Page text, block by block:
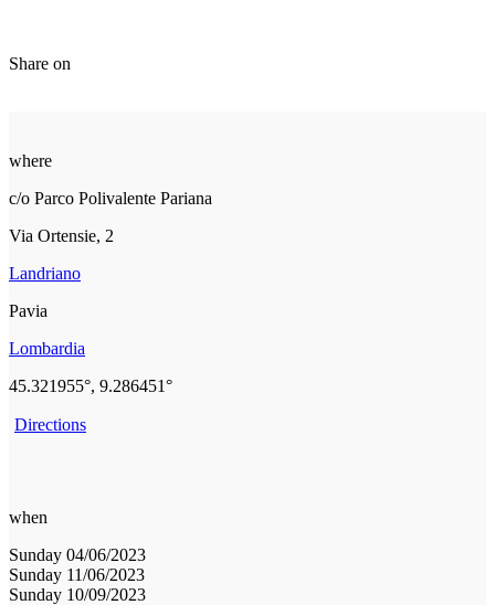
Share on
where
c/o Parco Polivalente Pariana
Via Ortensie, 2
Landriano
Pavia
Lombardia
45.321955°, 9.286451°
Directions
when
Sunday 04/06/2023
Sunday 11/06/2023
Sunday 10/09/2023